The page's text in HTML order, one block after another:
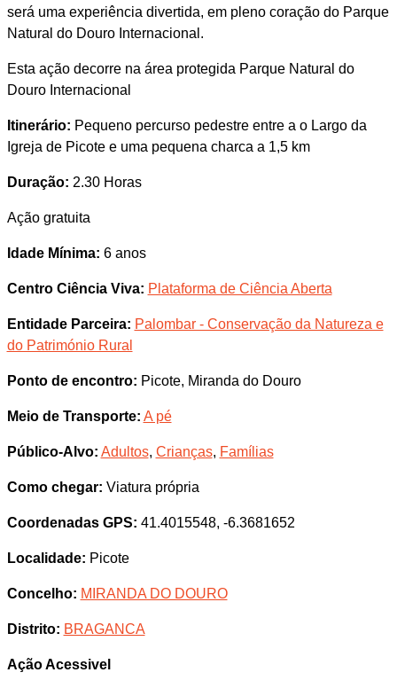
será uma experiência divertida, em pleno coração do Parque
Natural do Douro Internacional.
Esta ação decorre na área protegida Parque Natural do
Douro Internacional
Itinerário: Pequeno percurso pedestre entre a o Largo da
Igreja de Picote e uma pequena charca a 1,5 km
Duração: 2.30 Horas
Ação gratuita
Idade Mínima: 6 anos
Centro Ciência Viva: Plataforma de Ciência Aberta
Entidade Parceira: Palombar - Conservação da Natureza e
do Património Rural
Ponto de encontro: Picote, Miranda do Douro
Meio de Transporte: A pé
Público-Alvo: Adultos, Crianças, Famílias
Como chegar: Viatura própria
Coordenadas GPS: 41.4015548, -6.3681652
Localidade: Picote
Concelho: MIRANDA DO DOURO
Distrito: BRAGANCA
Ação Acessivel